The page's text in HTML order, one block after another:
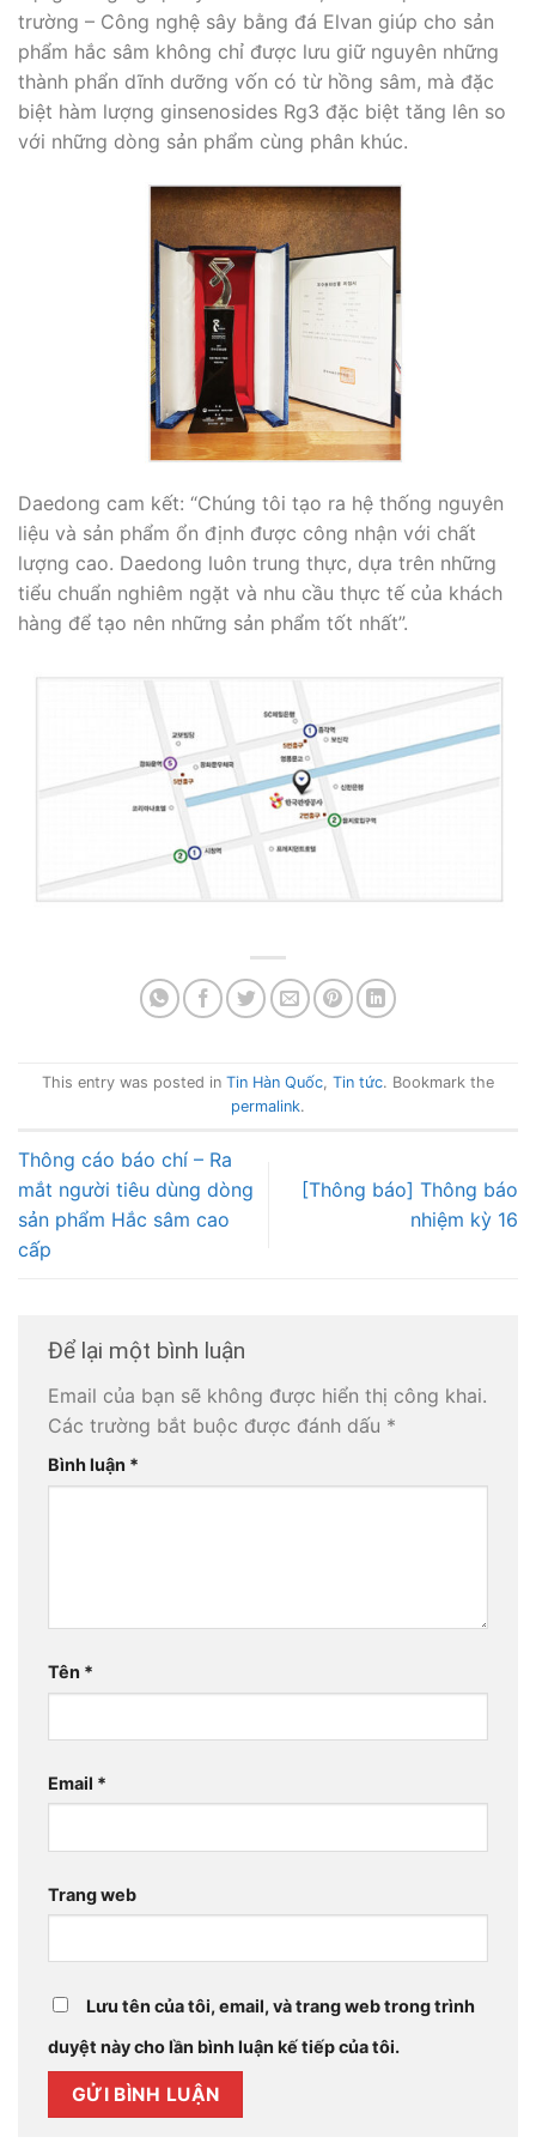
trường – Công nghệ sây bằng đá Elvan giúp cho sản
phẩm hắc sâm không chỉ được lưu giữ nguyên những
thành phẩn dĩnh dưỡng vốn có từ hồng sâm, mà đặc
biệt hàm lượng ginsenosides Rg3 đặc biệt tăng lên so
với những dòng sản phẩm cùng phân khúc.
Daedong cam kết: “Chúng tôi tạo ra hệ thống nguyên
liệu và sản phẩm ổn định được công nhận với chất
lượng cao. Daedong luôn trung thực, dựa trên những
tiểu chuẩn nghiêm ngặt và nhu cầu thực tế của khách
hàng để tạo nên những sản phẩm tốt nhất”.
This entry was posted in Tin Hàn Quốc, Tin tức. Bookmark the
permalink.
Thông cáo báo chí – Ra
mắt người tiêu dùng dòng
sản phẩm Hắc sâm cao
cấp
[Thông báo] Thông báo
nhiệm kỳ 16
Để lại một bình luận
Email của bạn sẽ không được hiển thị công khai.
Các trường bắt buộc được đánh dấu *
Bình luận *
Tên *
Email *
Trang web
Lưu tên của tôi, email, và trang web trong trình
duyệt này cho lần bình luận kế tiếp của tôi.